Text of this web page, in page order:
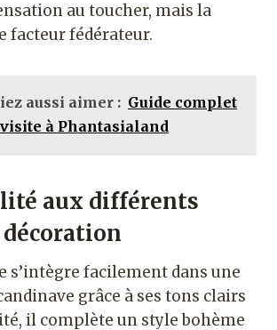
au toucher, mais la
facteur fédérateur.
aussi aimer : Guide complet
à Phantasialand
aux différents
s’intègre facilement dans une
grâce à ses tons clairs
il complète un style bohème